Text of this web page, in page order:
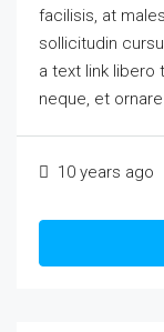
facilisis, at
sollicitudin
a text link libero
neque, et
10 years ago